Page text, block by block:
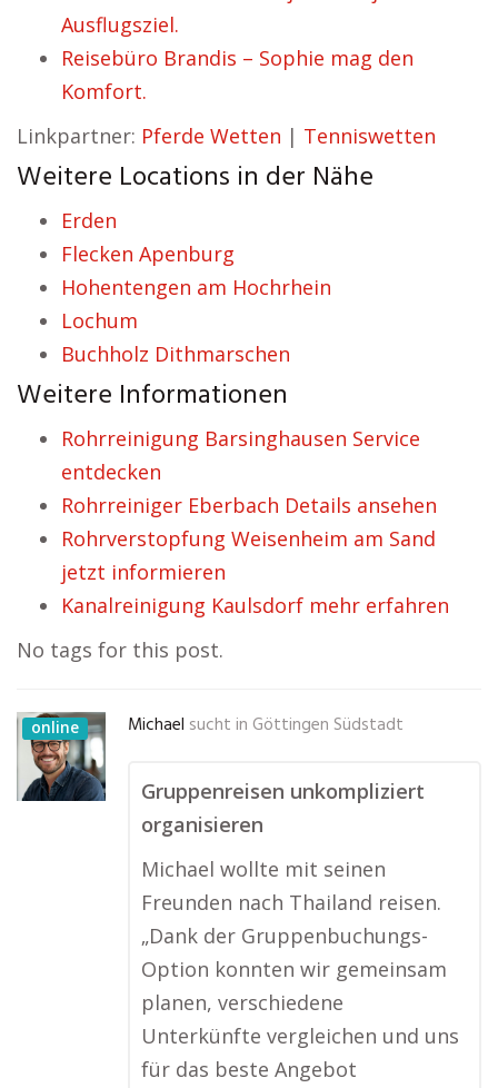
Ausflugsziel.
Reisebüro Brandis – Sophie mag den
Komfort.
Linkpartner: Pferde Wetten | Tenniswetten
Weitere Locations in der Nähe
Erden
Flecken Apenburg
Hohentengen am Hochrhein
Lochum
Buchholz Dithmarschen
Weitere Informationen
Rohrreinigung Barsinghausen Service
entdecken
Rohrreiniger Eberbach Details ansehen
Rohrverstopfung Weisenheim am Sand
jetzt informieren
Kanalreinigung Kaulsdorf mehr erfahren
No tags for this post.
online Michael sucht in Göttingen Südstadt
Gruppenreisen unkompliziert
organisieren
Michael wollte mit seinen
Freunden nach Thailand reisen.
„Dank der Gruppenbuchungs-
Option konnten wir gemeinsam
planen, verschiedene
Unterkünfte vergleichen und uns
für das beste Angebot